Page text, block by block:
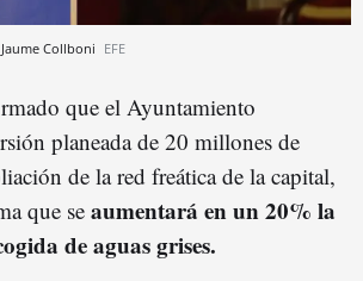
Collboni EFE
que el Ayuntamiento
planeada de 20 millones de
de la red freática de la capital,
que se aumentará en un 20% la
de aguas grises.